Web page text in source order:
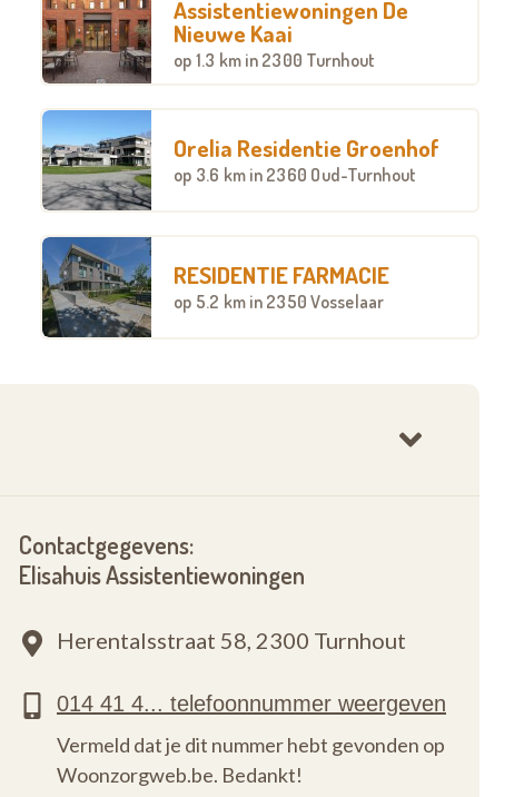
Assistentiewoningen De
Nieuwe Kaai
op 1.3 km in 2300 Turnhout
Orelia Residentie Groenhof
op 3.6 km in 2360 Oud-Turnhout
RESIDENTIE FARMACIE
op 5.2 km in 2350 Vosselaar
Contactgegevens:
Elisahuis Assistentiewoningen
Herentalsstraat 58, 2300 Turnhout
Vermeld dat je dit nummer hebt gevonden op
Woonzorgweb.be. Bedankt!